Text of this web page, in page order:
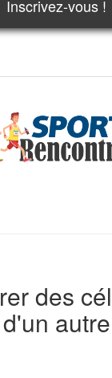
Inscrivez-vous !
des